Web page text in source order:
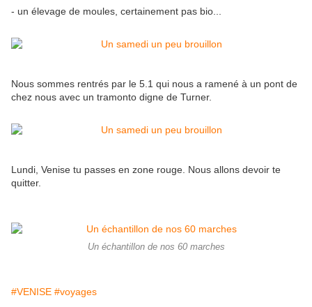
- un élevage de moules, certainement pas bio...
Nous sommes rentrés par le 5.1 qui nous a ramené à un pont de
chez nous avec un tramonto digne de Turner.
Lundi, Venise tu passes en zone rouge. Nous allons devoir te
quitter.
Un échantillon de nos 60 marches
#VENISE #voyages